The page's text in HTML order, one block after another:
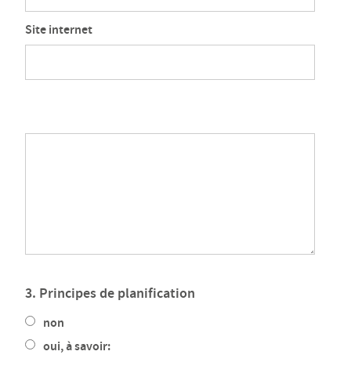
Site internet
3. Principes de planification
non
oui, à savoir: